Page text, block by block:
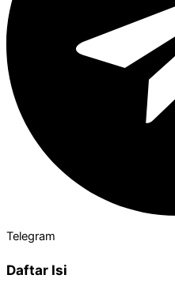
Telegram
Daftar Isi